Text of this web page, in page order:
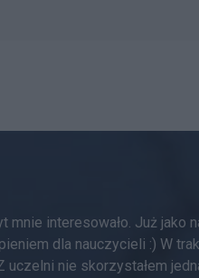
interesowało. Już jako
dla nauczycieli :) W
nie skorzystałem